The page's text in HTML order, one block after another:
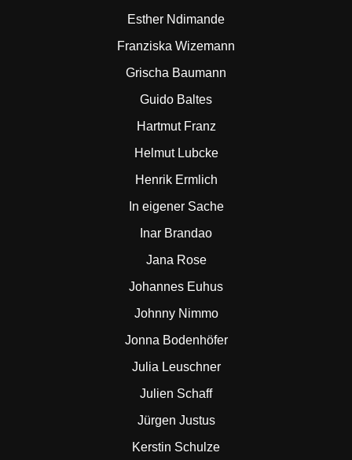
Esther Ndimande
Franziska Wizemann
Grischa Baumann
Guido Baltes
Hartmut Franz
Helmut Lubcke
Henrik Ermlich
In eigener Sache
Inar Brandao
Jana Rose
Johannes Euhus
Johnny Nimmo
Jonna Bodenhöfer
Julia Leuschner
Julien Schaff
Jürgen Justus
Kerstin Schulze